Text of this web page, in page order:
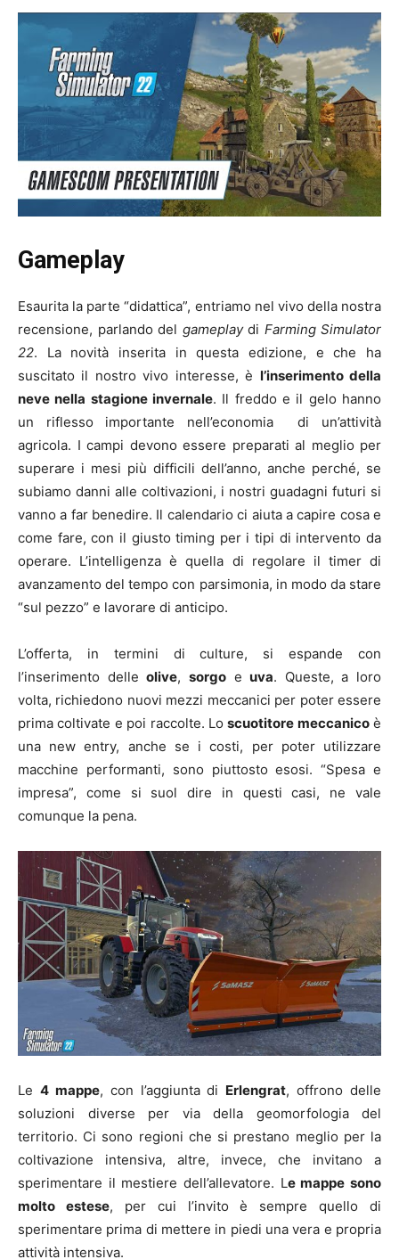
Gameplay
Esaurita la parte “didattica”, entriamo nel vivo della nostra
recensione, parlando del gameplaydi Farming Simulator
22. La novità inserita in questa edizione, e che ha
suscitato il nostro vivo interesse, è l’inserimento della
neve nella stagione invernale. Il freddo e il gelo hanno
un riflesso importante nell’economia di un’attività
agricola. I campi devono essere preparati al meglio per
superare i mesi più difficili dell’anno, anche perché, se
subiamo danni alle coltivazioni, i nostri guadagni futuri si
vanno a far benedire. Il calendario ci aiuta a capire cosa e
come fare, con il giusto timing per i tipi di intervento da
operare. L’intelligenza è quella di regolare il timer di
avanzamento del tempo con parsimonia, in modo da stare
“sul pezzo” e lavorare di anticipo.
L’offerta, in termini di culture, si espande con
l’inserimento delleolive, sorgoeuva. Queste, a loro
volta, richiedono nuovi mezzi meccanici per poter essere
prima coltivate e poi raccolte. Loscuotitore meccanicoè
una new entry, anche se i costi, per poter utilizzare
macchine performanti, sono piuttosto esosi. “Spesa e
impresa”, come si suol dire in questi casi, ne vale
comunque la pena.
Le 4 mappe, con l’aggiunta di Erlengrat, offrono delle
soluzioni diverse per via della geomorfologia del
territorio. Ci sono regioni che si prestano meglio per la
coltivazione intensiva, altre, invece, che invitano a
sperimentare il mestiere dell’allevatore. Le mappe sono
molto estese, per cui l’invito è sempre quello di
sperimentare prima di mettere in piedi una vera e propria
attività intensiva.